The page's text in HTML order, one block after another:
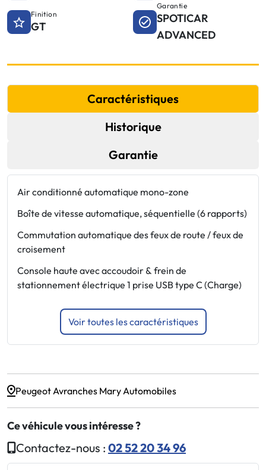
Finition
GT
Garantie
SPOTICAR
ADVANCED
Caractéristiques
Historique
Garantie
Air conditionné automatique mono-zone
Boîte de vitesse automatique, séquentielle (6 rapports)
Commutation automatique des feux de route / feux de
croisement
Console haute avec accoudoir & frein de
stationnement électrique 1 prise USB type C (Charge)
Voir toutes les caractéristiques
Peugeot Avranches Mary Automobiles
Ce véhicule vous intéresse ?
Contactez-nous : 02 52 20 34 96